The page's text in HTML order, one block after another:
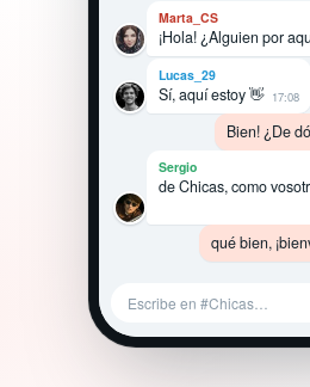
Marta_CS
¡Hola! ¿Alguien por
Lucas_29
Sí, aquí estoy 👋 17:08
Bien! ¿De
Sergio
de Chicas, como
qué bien,
Escribe en #Chicas…